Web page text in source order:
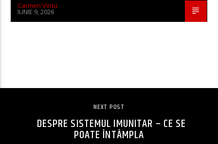
Carmen Vintu
IUNIE 9, 2026
NEXT POST
DESPRE SISTEMUL IMUNITAR – CE SE
POATE ÎNTÂMPLA